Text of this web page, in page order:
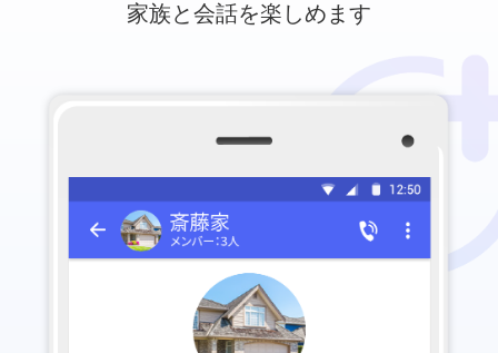
家族と会話を楽しめます